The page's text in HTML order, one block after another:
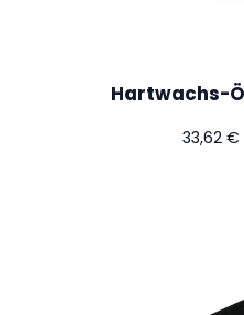
Hartwachs-
33,62 €